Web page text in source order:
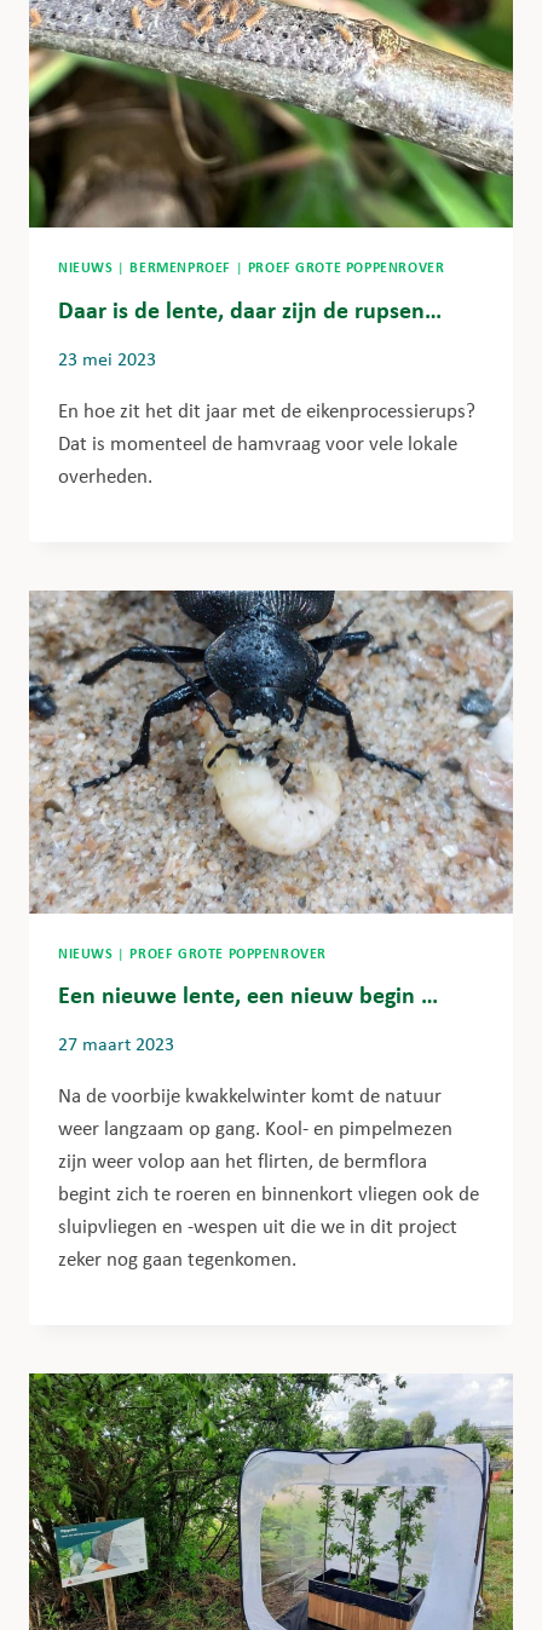
NIEUWS |BERMENPROEF | PROEF GROTE POPPENROVER
Daar is de lente, daar zijn de rupsen…
23 mei 2023
En hoe zit het dit jaar met de eikenprocessierups?
Dat is momenteel de hamvraag voor vele lokale
overheden.
NIEUWS |PROEF GROTE POPPENROVER
Een nieuwe lente, een nieuw begin …
27 maart 2023
Na de voorbije kwakkelwinter komt de natuur
weer langzaam op gang. Kool- en pimpelmezen
zijn weer volop aan het flirten, de bermflora
begint zich te roeren en binnenkort vliegen ook de
sluipvliegen en -wespen uit die we in dit project
zeker nog gaan tegenkomen.